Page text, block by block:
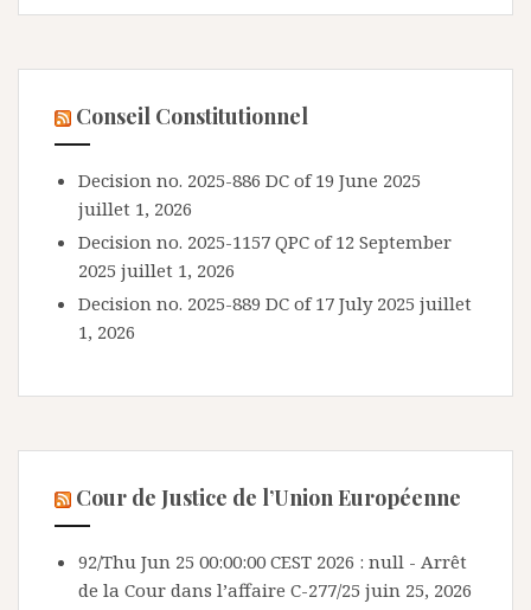
Conseil Constitutionnel
Decision no. 2025-886 DC of 19 June 2025
juillet 1, 2026
Decision no. 2025-1157 QPC of 12 September
2025 juillet 1, 2026
Decision no. 2025-889 DC of 17 July 2025 juillet
1, 2026
Cour de Justice de l’Union Européenne
92/Thu Jun 25 00:00:00 CEST 2026 : null - Arrêt
de la Cour dans l’affaire C-277/25 juin 25, 2026